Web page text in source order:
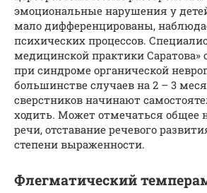
эмоциональные нарушения у
мало дифференцированы,
психических процессов.
медицинской практики Саратова»
при синдроме органической
большинстве случаев на 2 – 3
сверстников начинают
ходить. Может отмечаться общее
речи, отставание речевого
степени выраженности.
Флегматический